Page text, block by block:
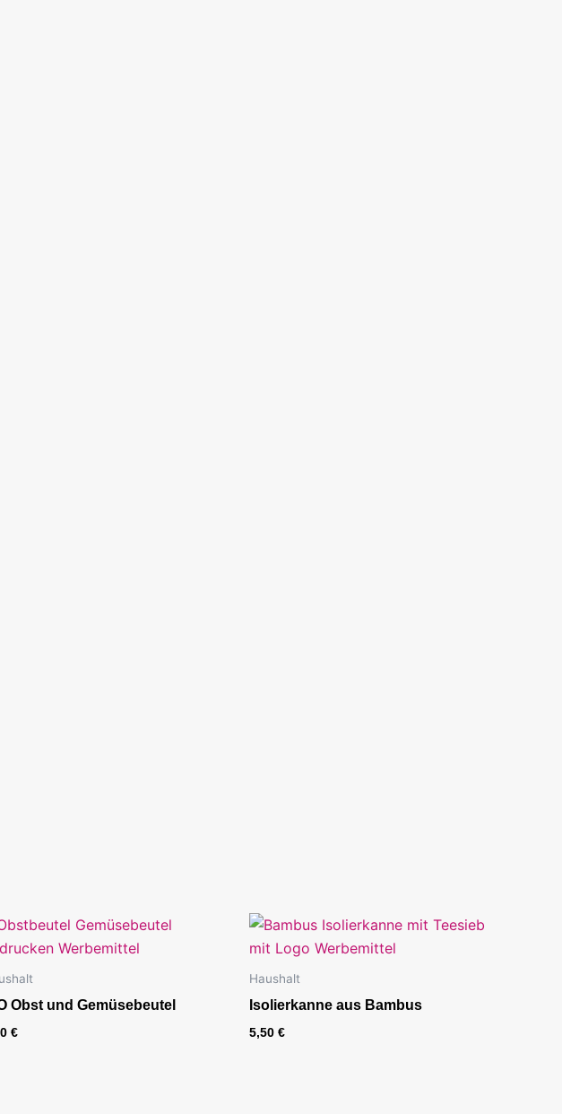
Obst und Gemüsebeutel
€
Haushalt
Isolierkanne aus Bambus
5,50 €